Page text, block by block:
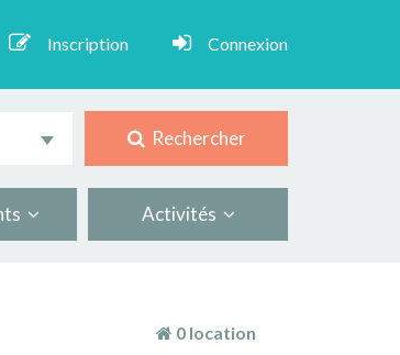
Inscription Connexion
Rechercher
Activités
0 location